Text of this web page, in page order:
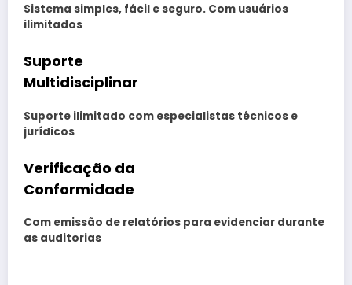
Sistema simples, fácil e seguro. Com usuários
ilimitados
Suporte
Multidisciplinar
Suporte ilimitado com especialistas técnicos e
jurídicos
Verificação da
Conformidade
Com emissão de relatórios para evidenciar durante
as auditorias